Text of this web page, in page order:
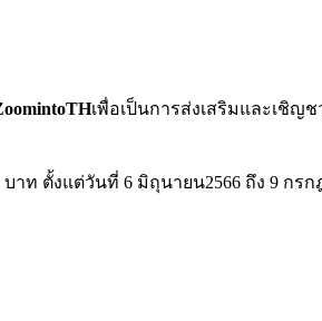
เพื่อเป็นการส่งเสริมและเชิญ
ท ตั้งแต่วันที่ 6 มิถุนายน2566 ถึง 9 กรก